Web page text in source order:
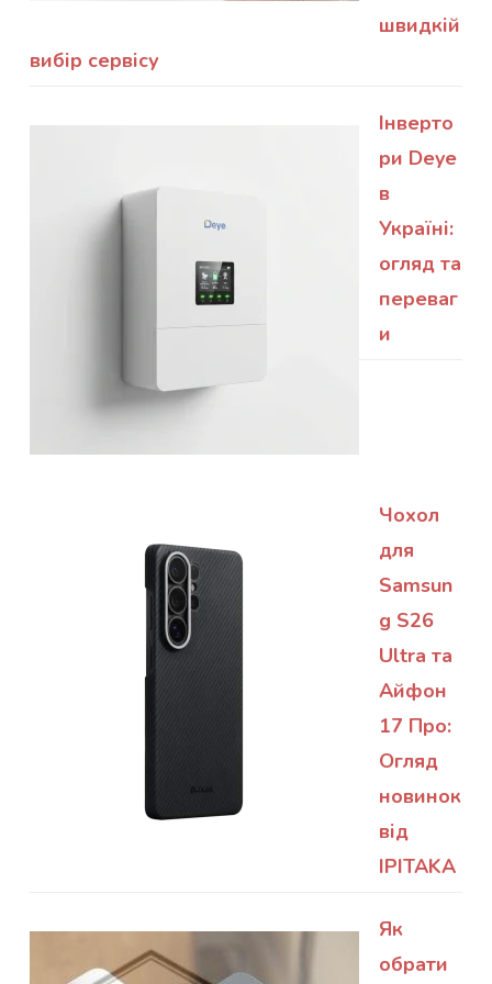
швидкій
вибір сервісу
Інверто
ри Deye
в
Україні:
огляд та
переваг
и
Чохол
для
Samsun
g S26
Ultra та
Айфон
17 Про:
Огляд
новинок
від
IPITAKA
Як
обрати